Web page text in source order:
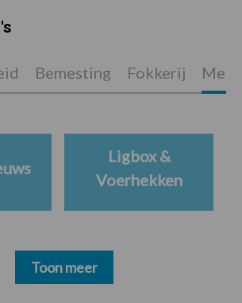
Bemesting Fokkerij
Ligbox &
Voerhekken
Toon meer